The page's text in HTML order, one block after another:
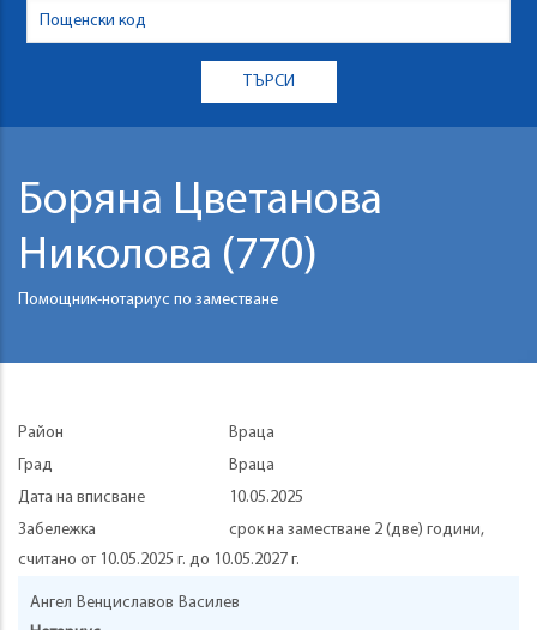
Боряна Цветанова
Николова (770)
Помощник-нотариус по заместване
Район
Враца
Град
Враца
Дата на вписване
10.05.2025
Забележка
срок на заместване 2 (две) години,
считано от 10.05.2025 г. до 10.05.2027 г.
Ангел Венциславов Василев